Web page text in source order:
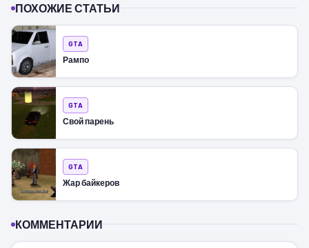
ПОХОЖИЕ СТАТЬИ
GTA
Рампо
GTA
Свой парень
GTA
Жар байкеров
КОММЕНТАРИИ